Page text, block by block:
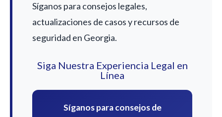
Síganos para consejos legales,
actualizaciones de casos y recursos de
seguridad en Georgia.
Siga Nuestra Experiencia Legal en
Línea
Síganos para consejos de